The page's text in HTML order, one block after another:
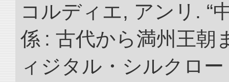
コルディエ, アンリ. “
係 : 古代から満州王朝
ィジタル・シルクロ